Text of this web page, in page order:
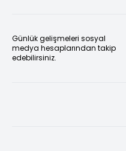
Günlük gelişmeleri sosyal
medya hesaplarından takip
edebilirsiniz.